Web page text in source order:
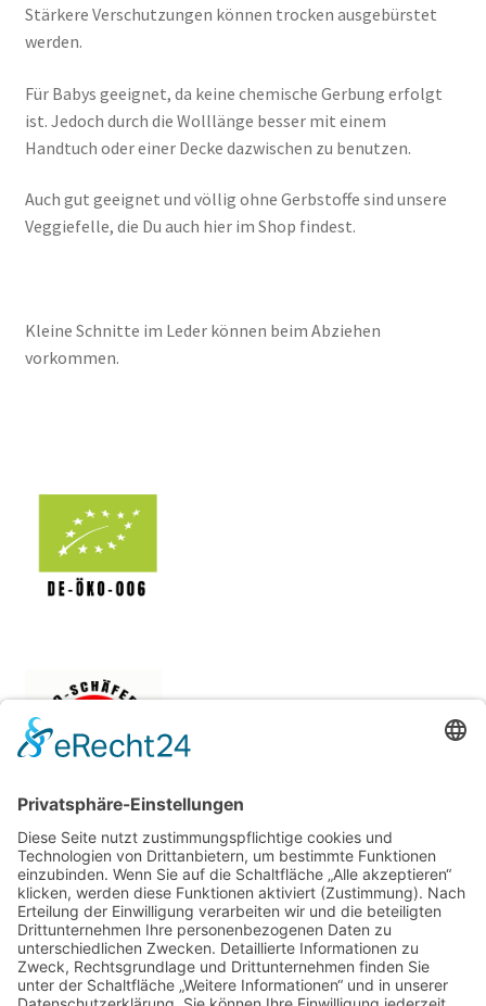
Stärkere Verschutzungen können trocken ausgebürstet
werden.
Für Babys geeignet, da keine chemische Gerbung erfolgt
ist. Jedoch durch die Wolllänge besser mit einem
Handtuch oder einer Decke dazwischen zu benutzen.
Auch gut geeignet und völlig ohne Gerbstoffe sind unsere
Veggiefelle, die Du auch hier im Shop findest.
Kleine Schnitte im Leder können beim Abziehen
vorkommen.
Bio-Schäferei Kleinheubach
Katharina Ziegler
Löwengasse 5
63924 Kleinheubach